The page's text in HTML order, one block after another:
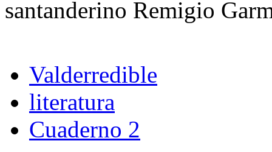
santanderino Remigio
Valderredible
literatura
Cuaderno 2